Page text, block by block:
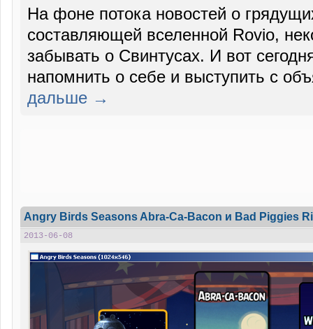
На фоне потока новостей о
составляющей вселенной Rovio,
забывать о Свинтусах. И вот
напомнить о себе и выступить с
дальше →
Angry Birds Seasons Abra-Ca-Bacon и Bad Piggies
2013-06-08